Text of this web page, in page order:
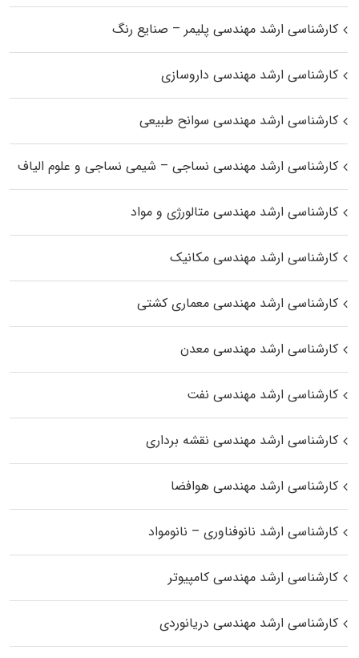
کارشناسی ارشد مهندسی پلیمر – صنایع رنگ
کارشناسی ارشد مهندسی داروسازی
کارشناسی ارشد مهندسی سوانح طبیعی
کارشناسی ارشد مهندسی نساجی – شیمی نساجی و علوم الیاف
کارشناسی ارشد مهندسی متالورژی و مواد
کارشناسی ارشد مهندسی مکانیک
کارشناسی ارشد مهندسی معماری کشتی
کارشناسی ارشد مهندسی معدن
کارشناسی ارشد مهندسی نفت
کارشناسی ارشد مهندسی نقشه برداری
کارشناسی ارشد مهندسی هوافضا
کارشناسی ارشد نانوفناوری – نانومواد
کارشناسی ارشد مهندسی کامپیوتر
کارشناسی ارشد مهندسی دریانوردی